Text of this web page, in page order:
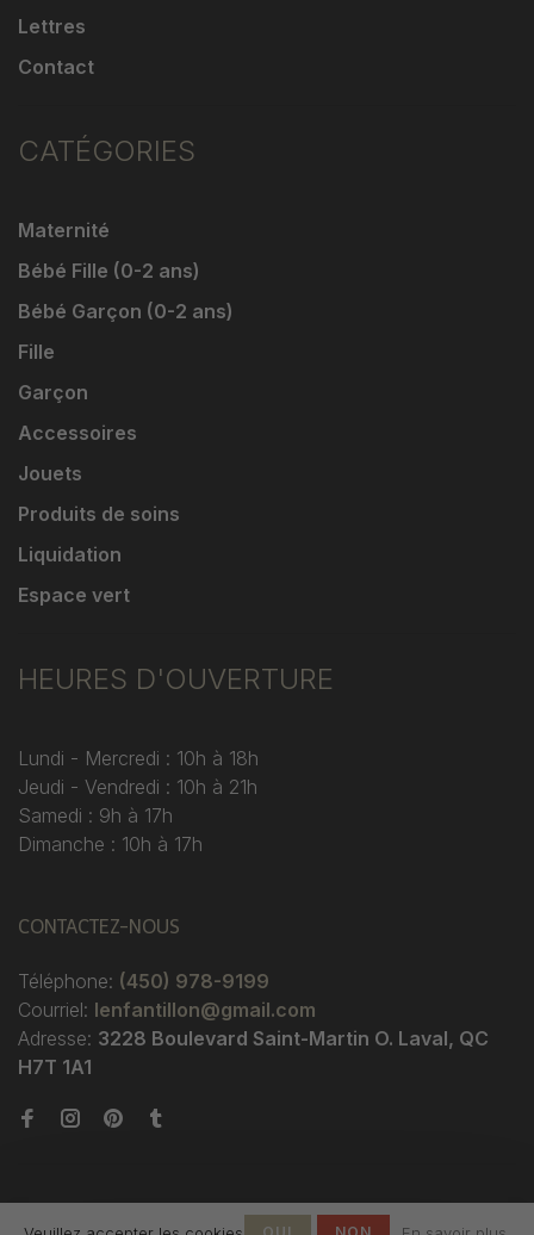
Lettres
Contact
CATÉGORIES
Maternité
Bébé Fille (0-2 ans)
Bébé Garçon (0-2 ans)
Fille
Garçon
Accessoires
Jouets
Produits de soins
Liquidation
Espace vert
HEURES D'OUVERTURE
Lundi - Mercredi : 10h à 18h
Jeudi - Vendredi : 10h à 21h
Samedi : 9h à 17h
Dimanche : 10h à 17h
CONTACTEZ-NOUS
Téléphone: (450) 978-9199
Courriel: lenfantillon@gmail.com
Adresse: 3228 Boulevard Saint-Martin O. Laval, QC
H7T 1A1